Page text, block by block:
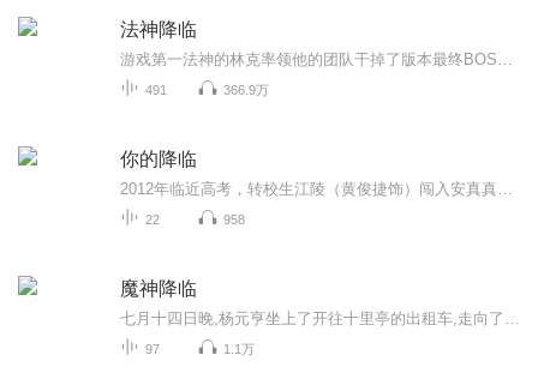
法神降临
491 366.9万
你的降临
22 958
魔神降临
97 1.1万